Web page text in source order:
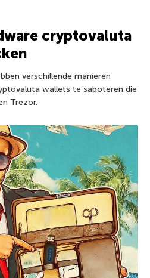
cryptovaluta
verschillende manieren
wallets te saboteren die
Trezor.